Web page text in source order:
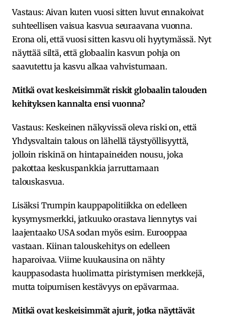
Vastaus: Aivan kuten vuosi sitten luvut ennakoivat
suhteellisen vaisua kasvua seuraavana vuonna.
Erona oli, että vuosi sitten kasvu oli hyytymässä. Nyt
näyttää siltä, että globaalin kasvun pohja on
saavutettu ja kasvu alkaa vahvistumaan.
Mitkä ovat keskeisimmät riskit globaalin talouden
kehityksen kannalta ensi vuonna?
Vastaus: Keskeinen näkyvissä oleva riski on, että
Yhdysvaltain talous on lähellä täystyöllisyyttä,
jolloin riskinä on hintapaineiden nousu, joka
pakottaa keskuspankkia jarruttamaan
talouskasvua.
Lisäksi Trumpin kauppapolitiikka on edelleen
kysymysmerkki, jatkuuko orastava liennytys vai
laajentaako USA sodan myös esim. Eurooppaa
vastaan. Kiinan talouskehitys on edelleen
haparoivaa. Viime kuukausina on nähty
kauppasodasta huolimatta piristymisen merkkejä,
mutta toipumisen kestävyys on epävarmaa.
Mitkä ovat keskeisimmät ajurit, jotka näyttävät